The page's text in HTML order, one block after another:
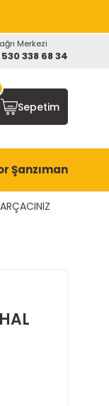
Merkezi
338 68 34
Sepetim
Şanzıman